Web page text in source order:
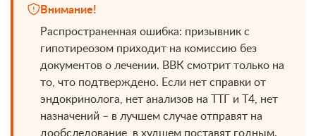
Внимание!
Распространенная ошибка: призывник с
гипотиреозом приходит на комиссию без
документов о лечении. ВВК смотрит только на
то, что подтверждено. Если нет справки от
эндокринолога, нет анализов на ТТГ и Т4, нет
назначений – в лучшем случае отправят на
дообследование, в худшем поставят годным.